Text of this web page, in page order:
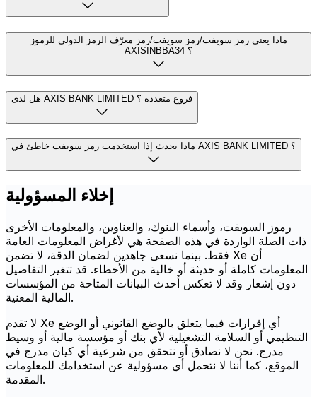
ماذا يعني رمز سويفت/رمز سويفت/رمز معرّف الرمز الدولي للرموز
AXISINBBA34 ؟
هل لدى AXIS BANK LIMITED فروع متعددة ؟
ماذا يحدث إذا استخدمت رمز سويفت خاطئ في AXIS BANK LIMITED ؟
إخلاء المسؤولية
رموز السويفت، وأسماء البنوك، والعناوين، والمعلومات الأخرى
ذات الصلة الواردة في هذه الصفحة هي لأغراض المعلومات العامة
فقط. بينما نسعى جاهدين لضمان الدقة، لا تضمن Xe أن
المعلومات كاملة أو حديثة أو خالية من الأخطاء. قد تتغير التفاصيل
دون إشعار وقد لا تعكس أحدث البيانات المتاحة من المؤسسات
المالية المعنية.
لا تقدم Xe أي إقرارات فيما يتعلق بالوضع القانوني أو الوضع
التنظيمي أو السلامة التشغيلية لأي بنك أو مؤسسة مالية أو وسيط
مدرج. نحن لا نصادق أو نتحقق من شرعية أي كيان مدرج في
الموقع، كما أننا لا نتحمل أي مسؤولية عن استخدامك للمعلومات
المقدمة.